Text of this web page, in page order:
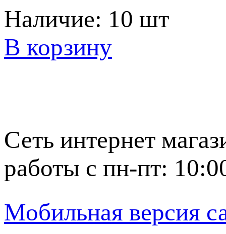
Наличие: 10 шт
В корзину
Сеть интернет
работы с пн-пт:
Мобильная версия